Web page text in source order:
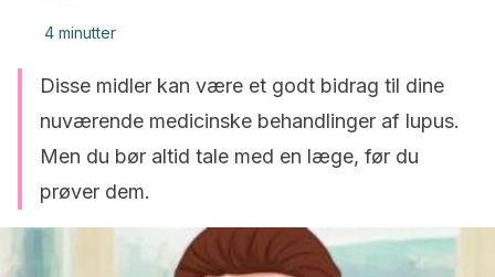
4 minutter
Disse midler kan være et godt bidrag til dine
nuværende medicinske behandlinger af lupus.
Men du bør altid tale med en læge, før du
prøver dem.